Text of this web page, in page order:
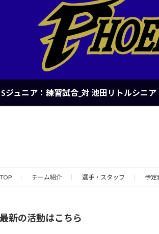
Sジュニア：練習試合_対 池田リトルシニア
TOP チーム紹介 選手・スタッフ 予定
新の活動はこちら